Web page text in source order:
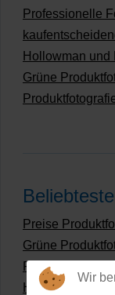
Professionelle
Hollowman und
Grüne
Preise
Grüne
Hollow Man
Wir